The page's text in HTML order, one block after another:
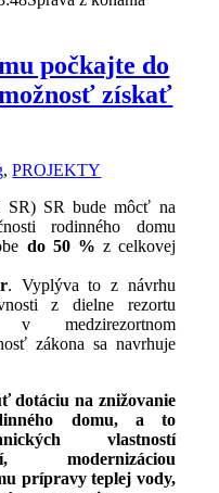
počkajte do
získať
,PROJEKTY
SR) SR bude môcť na
rodinného domu
do 50 % z celkovej
. Vyplýva to z návrhu
z dielne rezortu
medzirezortnom
zákona sa navrhuje
dotáciu na znižovanie
domu, a to
vlastností
modernizáciou
prípravy teplej vody,